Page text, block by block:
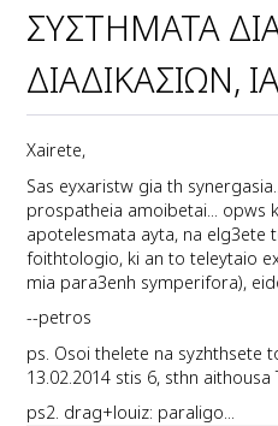
ΣΥΣΤΗΜΑΤΑ
ΔΙΑΔΙΚΑΣΙΩΝ,
Xairete,
Sas eyxaristw gia th
prospatheia amoibetai... opws
apotelesmata ayta, na elg3ete
foithtologio, ki an to teleytaio
mia para3enh symperifora),
--petros
ps. Osoi thelete na syzhthsete
13.02.2014 stis 6, sthn aithousa
ps2. drag+louiz: paraligo...